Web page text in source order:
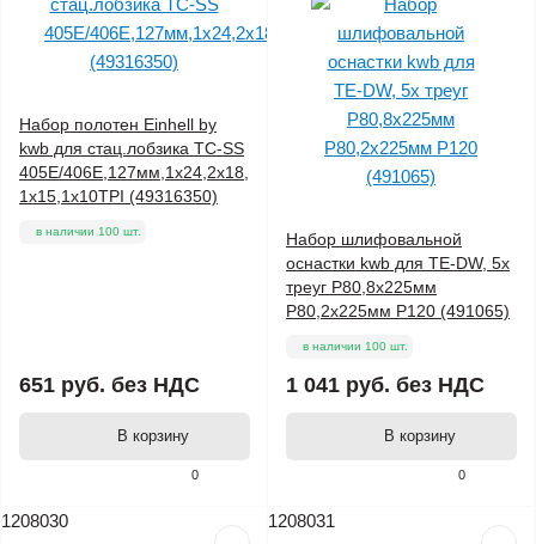
0
Набор полотен Einhell by
kwb для стац.лобзика TC-SS
405E/406E,127мм,1х24,2х18,
1х15,1х10TPI (49316350)
в наличии 100 шт.
651 руб. без НДС
В корзину
0
Набор шлифовальной
оснастки kwb для TE-DW, 5х
треуг Р80,8х225мм
Р80,2х225мм Р120 (491065)
в наличии 100 шт.
1 041 руб. без НДС
В корзину
1208030 1208031